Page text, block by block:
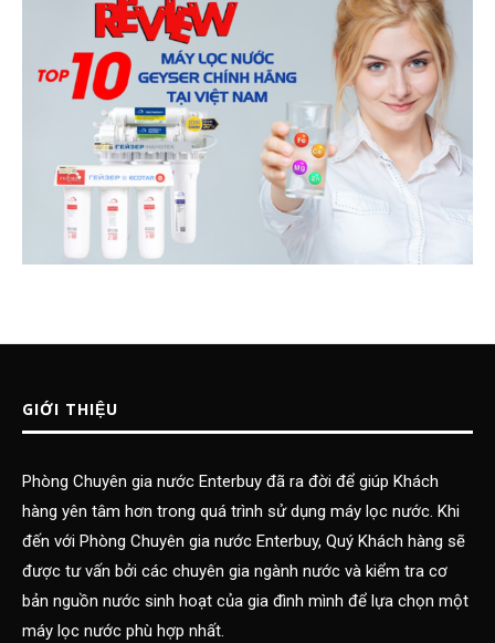
GIỚI THIỆU
Phòng Chuyên gia nước Enterbuy đã ra đời để giúp Khách
hàng yên tâm hơn trong quá trình sử dụng máy lọc nước. Khi
đến với Phòng Chuyên gia nước Enterbuy, Quý Khách hàng sẽ
được tư vấn bởi các chuyên gia ngành nước và kiểm tra cơ
bản nguồn nước sinh hoạt của gia đình mình để lựa chọn một
máy lọc nước phù hợp nhất.